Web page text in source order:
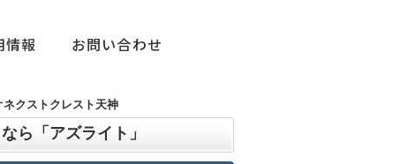
情報 お問い合わせ
ネクストクレスト天神
ら「アズライト」